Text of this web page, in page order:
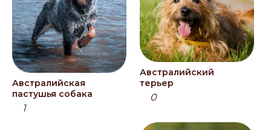
Австралийская
пастушья собака
1
Австралийский
терьер
0